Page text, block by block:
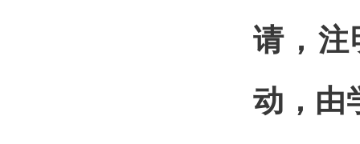
请，注
动，由